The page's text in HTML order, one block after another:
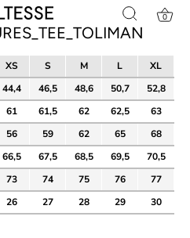
0
XS S M L
XL
44,4 46,5 48,6 50,7
52,8
61 61,5 62 62,5
63
56 59 62 65
68
66,5 67,5 68,5 69,5
70,5
73 74 75 76
77
26 27 28 29 30